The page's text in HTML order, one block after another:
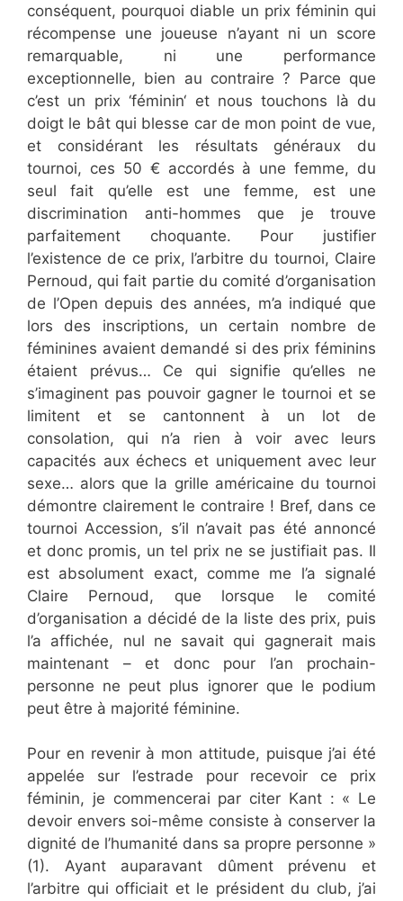
conséquent, pourquoi diable un prix féminin qui
récompense une joueuse n’ayant ni un score
remarquable, ni une performance
exceptionnelle, bien au contraire ? Parce que
c’est un prix ‘féminin‘ et nous touchons là du
doigt le bât qui blesse car de mon point de vue,
et considérant les résultats généraux du
tournoi, ces 50 € accordés à une femme, du
seul fait qu’elle est une femme, est une
discrimination anti-hommes que je trouve
parfaitement choquante. Pour justifier
l’existence de ce prix, l’arbitre du tournoi, Claire
Pernoud, qui fait partie du comité d’organisation
de l’Open depuis des années, m’a indiqué que
lors des inscriptions, un certain nombre de
féminines avaient demandé si des prix féminins
étaient prévus… Ce qui signifie qu’elles ne
s’imaginent pas pouvoir gagner le tournoi et se
limitent et se cantonnent à un lot de
consolation, qui n’a rien à voir avec leurs
capacités aux échecs et uniquement avec leur
sexe… alors que la grille américaine du tournoi
démontre clairement le contraire ! Bref, dans ce
tournoi Accession, s’il n’avait pas été annoncé
et donc promis, un tel prix ne se justifiait pas. Il
est absolument exact, comme me l’a signalé
Claire Pernoud, que lorsque le comité
d’organisation a décidé de la liste des prix, puis
l’a affichée, nul ne savait qui gagnerait mais
maintenant – et donc pour l’an prochain-
personne ne peut plus ignorer que le podium
peut être à majorité féminine.
Pour en revenir à mon attitude, puisque j’ai été
appelée sur l’estrade pour recevoir ce prix
féminin, je commencerai par citer Kant : « Le
devoir envers soi-même consiste à conserver la
dignité de l’humanité dans sa propre personne »
(1). Ayant auparavant dûment prévenu et
l’arbitre qui officiait et le président du club, j’ai